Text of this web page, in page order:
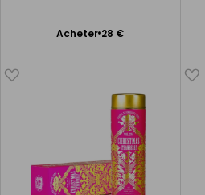
Acheter 28 €
Ajouter